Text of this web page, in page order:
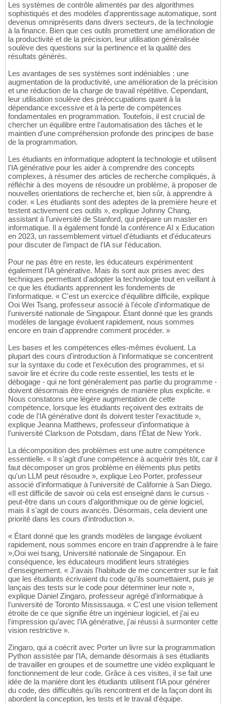
Les systèmes de contrôle alimentés par des algorithmes
sophistiqués et des modèles d'apprentissage automatique, sont
devenus omniprésents dans divers secteurs, de la technologie
à la finance. Bien que ces outils promettent une amélioration de
la productivité et de la précision, leur utilisation généralisée
soulève des questions sur la pertinence et la qualité des
résultats générés.
Les avantages de ses systèmes sont indéniables : une
augmentation de la productivité, une amélioration de la précision
et une réduction de la charge de travail répétitive. Cependant,
leur utilisation soulève des préoccupations quant à la
dépendance excessive et à la perte de compétences
fondamentales en programmation. Toutefois, il est crucial de
chercher un équilibre entre l'automatisation des tâches et le
maintien d'une compréhension profonde des principes de base
de la programmation.
Les étudiants en informatique adoptent la technologie et utilisent
l'IA générative pour les aider à comprendre des concepts
complexes, à résumer des articles de recherche compliqués, à
réfléchir à des moyens de résoudre un problème, à proposer de
nouvelles orientations de recherche et, bien sûr, à apprendre à
coder. « Les étudiants sont des adeptes de la première heure et
testent activement ces outils », explique Johnny Chang,
assistant à l'université de Stanford, qui prépare un master en
informatique. Il a également fondé la conférence AI x Education
en 2023, un rassemblement virtuel d'étudiants et d'éducateurs
pour discuter de l'impact de l'IA sur l'éducation.
Pour ne pas être en reste, les éducateurs expérimentent
également l'IA générative. Mais ils sont aux prises avec des
techniques permettant d'adopter la technologie tout en veillant à
ce que les étudiants apprennent les fondements de
l'informatique. « C'est un exercice d'équilibre difficile, explique
Ooi Wei Tsang, professeur associé à l'école d'informatique de
l'université nationale de Singapour. Étant donné que les grands
modèles de langage évoluent rapidement, nous sommes
encore en train d'apprendre comment procéder. »
Les bases et les compétences elles-mêmes évoluent. La
plupart des cours d'introduction à l'informatique se concentrent
sur la syntaxe du code et l'exécution des programmes, et si
savoir lire et écrire du code reste essentiel, les tests et le
débogage - qui ne font généralement pas partie du programme -
doivent désormais être enseignés de manière plus explicite. «
Nous constatons une légère augmentation de cette
compétence, lorsque les étudiants reçoivent des extraits de
code de l'IA générative dont ils doivent tester l'exactitude »,
explique Jeanna Matthews, professeur d'informatique à
l'université Clarkson de Potsdam, dans l'État de New York.
La décomposition des problèmes est une autre compétence
essentielle. « Il s'agit d'une compétence à acquérir très tôt, car il
faut décomposer un gros problème en éléments plus petits
qu'un LLM peut résoudre », explique Leo Porter, professeur
associé d'informatique à l'université de Californie à San Diego.
«Il est difficile de savoir où cela est enseigné dans le cursus -
peut-être dans un cours d'algorithmique ou de génie logiciel,
mais il s'agit de cours avancés. Désormais, cela devient une
priorité dans les cours d'introduction ».
« Étant donné que les grands modèles de langage évoluent
rapidement, nous sommes encore en train d'apprendre à le faire
»,Ooi wei tsang, Université nationale de Singapour. En
conséquence, les éducateurs modifient leurs stratégies
d'enseignement. « J'avais l'habitude de me concentrer sur le fait
que les étudiants écrivaient du code qu'ils soumettaient, puis je
lançais des tests sur le code pour déterminer leur note »,
explique Daniel Zingaro, professeur agrégé d'informatique à
l'université de Toronto Mississauga. « C'est une vision tellement
étroite de ce que signifie être un ingénieur logiciel, et j'ai eu
l'impression qu'avec l'IA générative, j'ai réussi à surmonter cette
vision restrictive ».
Zingaro, qui a coécrit avec Porter un livre sur la programmation
Python assistée par l'IA, demande désormais à ses étudiants
de travailler en groupes et de soumettre une vidéo expliquant le
fonctionnement de leur code. Grâce à ces visites, il se fait une
idée de la manière dont les étudiants utilisent l'IA pour générer
du code, des difficultés qu'ils rencontrent et de la façon dont ils
abordent la conception, les tests et le travail d'équipe.